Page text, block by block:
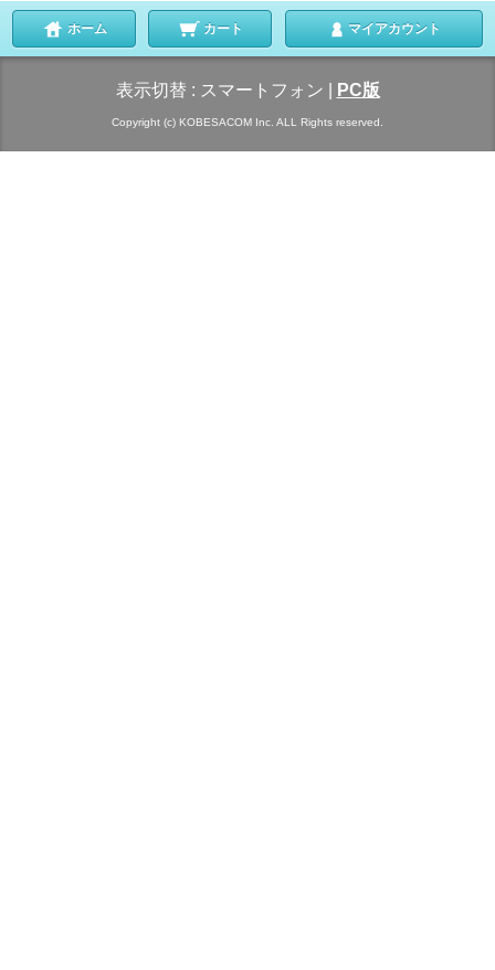
ホーム カート マイアカウント
表示切替 : スマートフォン PC版
Copyright (c) KOBESACOM Inc. ALL Rights reserved.